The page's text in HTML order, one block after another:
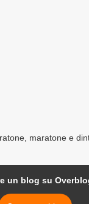
maratone e
un blog su